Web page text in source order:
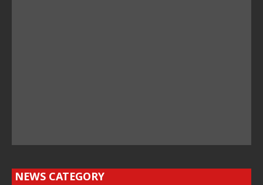
NEWS CATEGORY